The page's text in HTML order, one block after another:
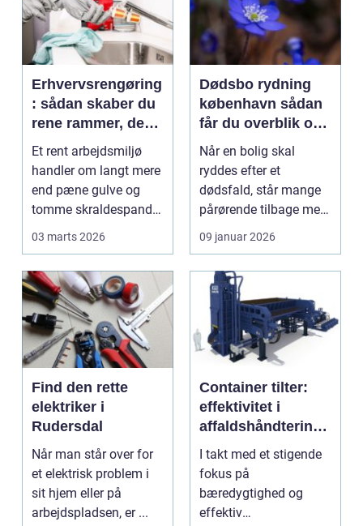
Erhvervsrengøring
: sådan skaber du
rene rammer, der
kan mærkes på
bundlinjen
Et rent arbejdsmiljø
handler om langt mere
end pæne gulve og
tomme skraldespande.
03 marts 2026
Dødsbo rydning
københavn sådan
får du overblik og
professionel hjælp
Når en bolig skal
ryddes efter et
dødsfald, står mange
pårørende tilbage med
en stor praktisk
opgave...
09 januar 2026
Find den rette
elektriker i
Rudersdal
Når man står over for
et elektrisk problem i
sit hjem eller på
arbejdspladsen, er ...
Container tilter:
effektivitet i
affaldshåndtering
og
ressourcegenanve
ndelse
I takt med et stigende
fokus på
bæredygtighed og
effektiv